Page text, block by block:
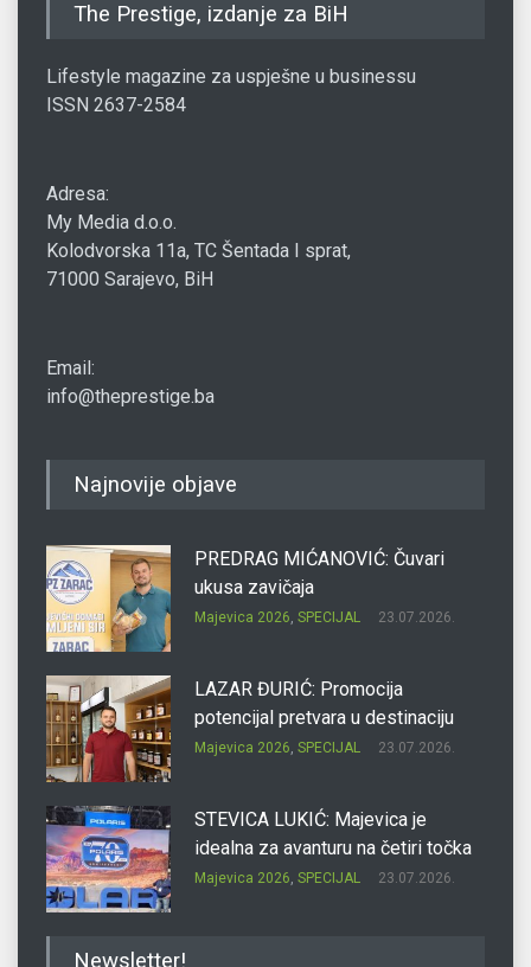
The Prestige, izdanje za BiH
Lifestyle magazine za uspješne u businessu
ISSN 2637-2584
Adresa:
My Media d.o.o.
Kolodvorska 11a, TC Šentada I sprat,
71000 Sarajevo, BiH
Email:
info@theprestige.ba
Najnovije objave
PREDRAG MIĆANOVIĆ: Čuvari
ukusa zavičaja
Majevica 2026, SPECIJAL 23.07.2026.
LAZAR ĐURIĆ: Promocija
potencijal pretvara u destinaciju
Majevica 2026, SPECIJAL 23.07.2026.
STEVICA LUKIĆ: Majevica je
idealna za avanturu na četiri točka
Majevica 2026, SPECIJAL 23.07.2026.
Newsletter!